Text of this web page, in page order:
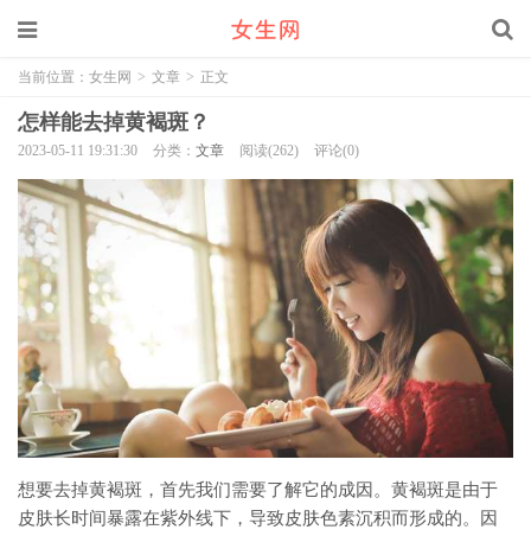
当前位置： 女生网 > 文章 > 正文
怎样能去掉黄褐斑？
2023-05-11 19:31:30 分类： 文章 阅读(262) 评论(0)
想要去掉黄褐斑，首先我们需要了解它的成因。黄褐斑是由于
皮肤长时间暴露在紫外线下，导致皮肤色素沉积而形成的。因